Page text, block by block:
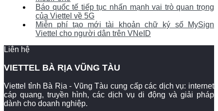
Báo quốc tế tiếp tục nhấn mạnh vai trò quan trọng
của Viettel về 5G
Miễn phí tạo mới tài khoản chữ ký số MySign
Viettel cho người dân trên VNeID
Liên hệ
VIETTEL BÀ RỊA VŨNG TÀU
Viettel tỉnh Bà Rịa - Vũng Tàu cung cấp các dịch vụ: internet
cáp quang, truyền hình, các dịch vụ di động và giải pháp
dành cho doanh nghiệp.